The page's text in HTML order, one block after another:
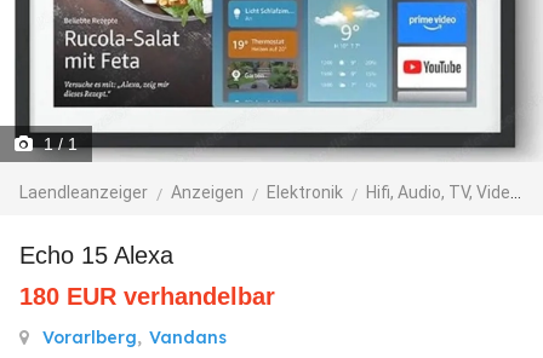
1/ 1
Laendleanzeiger Anzeigen Elektronik Hifi, Audio, TV, Video, Foto
Echo 15 Alexa
180 EUR verhandelbar
Vorarlberg, Vandans